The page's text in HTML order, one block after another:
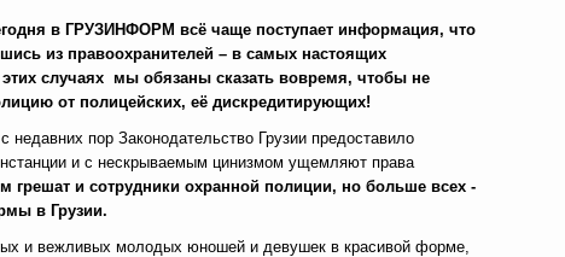
в ГРУЗИНФОРМ всё чаще поступает информация, что
из правоохранителей – в самых настоящих
этих случаях мы обязаны сказать вовремя, чтобы не
от полицейских, её дискредитирующих!
пор Законодательство Грузии предоставило
и с нескрываемым цинизмом ущемляют права
грешат и сотрудники охранной полиции, но больше всех -
в Грузии.
и вежливых молодых юношей и девушек в красивой форме,